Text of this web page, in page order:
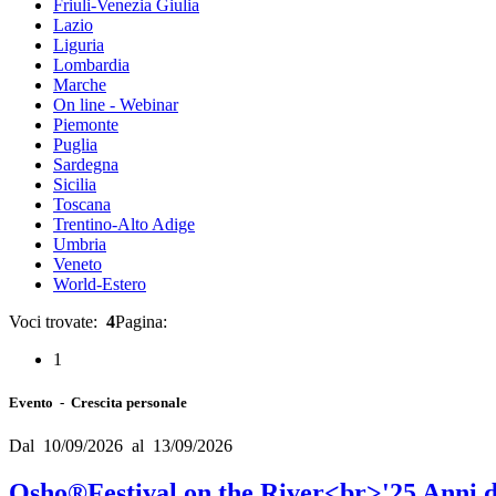
Friuli-Venezia Giulia
Lazio
Liguria
Lombardia
Marche
On line - Webinar
Piemonte
Puglia
Sardegna
Sicilia
Toscana
Trentino-Alto Adige
Umbria
Veneto
World-Estero
Voci trovate: 4Pagina:
1
Evento - Crescita personale
Dal 10/09/2026 al 13/09/2026